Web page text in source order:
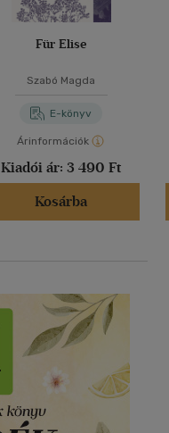
Für Elise
Szabó Magda
E-könyv
Árinformációk
Kiadói ár: 3 490 Ft
Kosárba